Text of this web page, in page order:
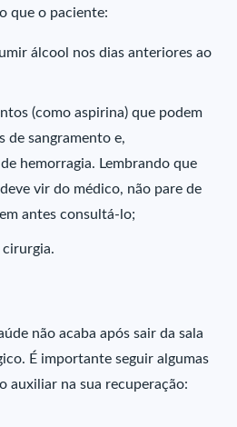
que o paciente:
álcool nos dias anteriores ao
(como aspirina) que podem
de sangramento e,
hemorragia. Lembrando que
vir do médico, não pare de
antes consultá-lo;
não acaba após sair da sala
É importante seguir algumas
auxiliar na sua recuperação: